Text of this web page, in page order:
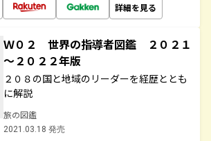
詳細を見る
Ｗ０２ 世界の指導者図鑑 ２０２１
～２０２２年版
２０８の国と地域のリーダーを経歴ととも
に解説
旅の図鑑
2021.03.18 発売